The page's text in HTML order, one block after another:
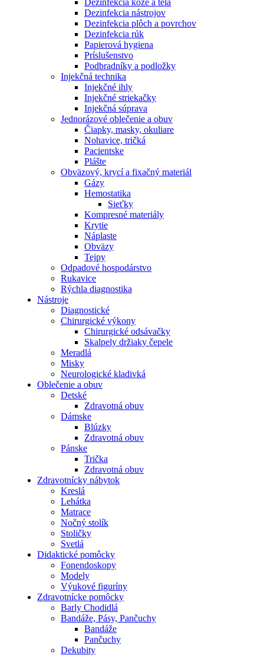
Dezinfekcia kože a tela
Dezinfekcia nástrojov
Dezinfekcia plôch a povrchov
Dezinfekcia rúk
Papierová hygiena
Príslušenstvo
Podbradníky a podložky
Injekčná technika
Injekčné ihly
Injekčné striekačky
Injekčná súprava
Jednorázové oblečenie a obuv
Čiapky, masky, okuliare
Nohavice, tričká
Pacientske
Plášte
Obväzový, krycí a fixačný materiál
Gázy
Hemostatika
Sieťky
Kompresné materiály
Krytie
Náplaste
Obväzy
Tejpy
Odpadové hospodárstvo
Rukavice
Rýchla diagnostika
Nástroje
Diagnostické
Chirurgické výkony
Chirurgické odsávačky
Skalpely držiaky čepele
Meradlá
Misky
Neurologické kladivká
Oblečenie a obuv
Detské
Zdravotná obuv
Dámske
Blúzky
Zdravotná obuv
Pánske
Trička
Zdravotná obuv
Zdravotnícky nábytok
Kreslá
Lehátka
Matrace
Nočný stolík
Stoličky
Svetlá
Didaktické pomôcky
Fonendoskopy
Modely
Výukové figuríny
Zdravotnícke pomôcky
Barly Chodidlá
Bandáže, Pásy, Pančuchy
Bandáže
Pančuchy
Dekubity